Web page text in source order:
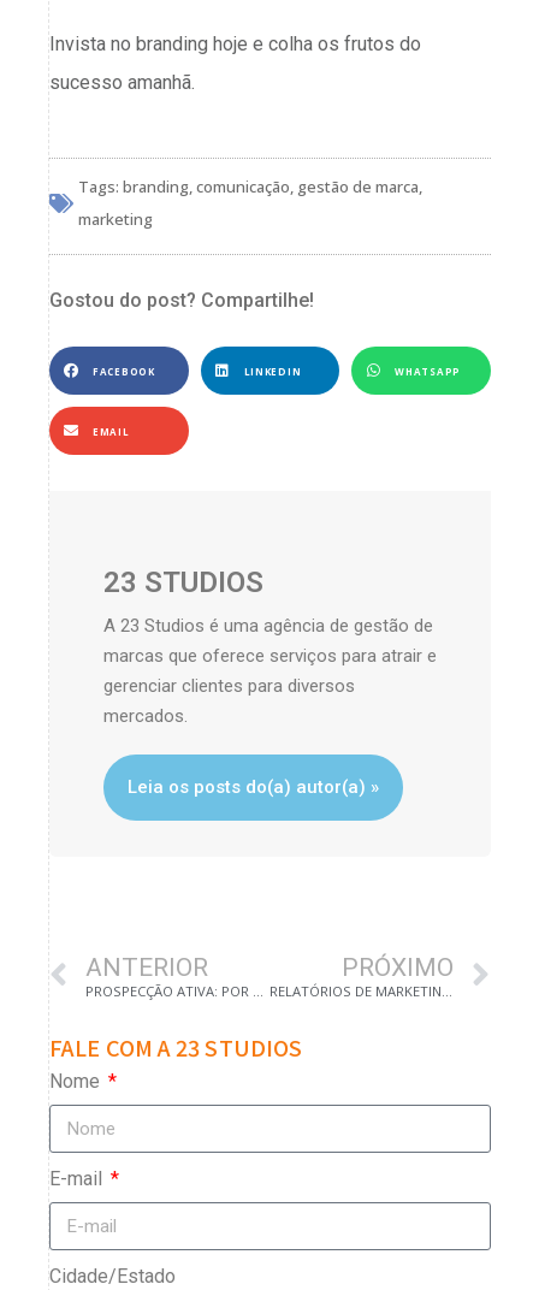
Invista no branding hoje e colha os frutos do
sucesso amanhã.
Tags: branding,comunicação, gestão de marca,
marketing
Gostou do post? Compartilhe!
FACEBOOK LINKEDIN WHATSAPP
EMAIL
23 STUDIOS
A 23 Studios é uma agência de gestão de
marcas que oferece serviços para atrair e
gerenciar clientes para diversos
mercados.
Leia os posts do(a) autor(a) »
ANTERIOR
PROSPECÇÃO ATIVA: POR QUE SUA EMPRESA DEVE FAZER ISSO AINDA HOJE
PRÓXIMO
RELATÓRIOS DE MARKETING: A VERDADE POR TRÁS DOS NÚMEROS
FALE COM A 23 STUDIOS
Nome
E-mail
Cidade/Estado